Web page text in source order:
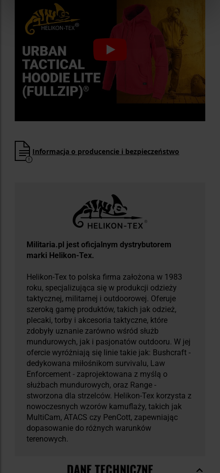
Informacja o producencie i bezpieczeństwo
Militaria.pl jest oficjalnym dystrybutorem
marki Helikon-Tex.
Helikon-Tex to polska firma założona w 1983
roku, specjalizująca się w produkcji odzieży
taktycznej, militarnej i outdoorowej. Oferuje
szeroką gamę produktów, takich jak odzież,
plecaki, torby i akcesoria taktyczne, które
zdobyły uznanie zarówno wśród służb
mundurowych, jak i pasjonatów outdooru. W jej
ofercie wyróżniają się linie takie jak: Bushcraft -
dedykowana miłośnikom survivalu, Law
Enforcement - zaprojektowana z myślą o
służbach mundurowych, oraz Range -
stworzona dla strzelców. Helikon-Tex korzysta z
nowoczesnych wzorów kamuflaży, takich jak
MultiCam, ATACS czy PenCott, zapewniając
dopasowanie do różnych warunków
terenowych.
DANE TECHNICZNE